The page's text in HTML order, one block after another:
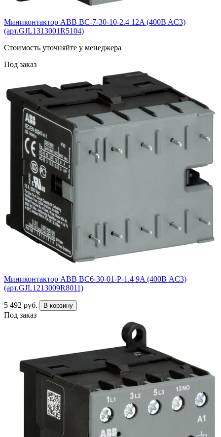
Миниконтактор ABB BС-7-30-10-2.4 12A (400B AC3)
(арт.GJL1313001R5104)
Cтоимость уточняйте у менеджера
Под заказ
Миниконтактор ABB ВC6-30-01-P-1.4 9A (400В AC3)
(арт.GJL1213009R8011)
5 492 руб. В корзину
Под заказ